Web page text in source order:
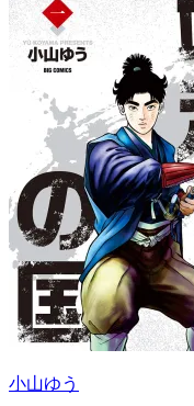
小山ゆう